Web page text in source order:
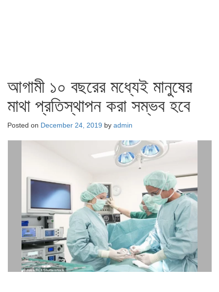
আগামী ১০ বছরের মধ্যেই মানুষের
মাথা প্রতিস্থাপন করা সম্ভব হবে
Posted on December 24, 2019 by admin